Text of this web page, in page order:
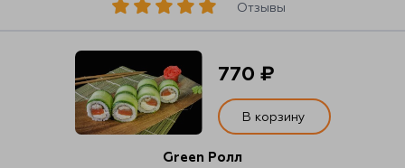
Отзывы
Green Ролл
770 ₽
В корзину